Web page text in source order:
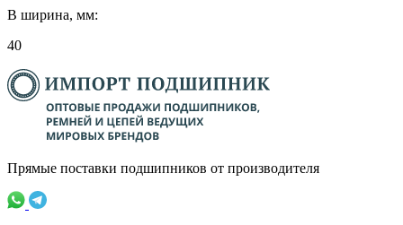
B ширина, мм:
40
Прямые поставки подшипников от производителя